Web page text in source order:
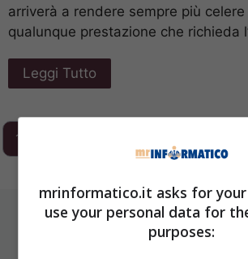
arriverà a rendere sempre più celere
qualunque prestazione che richieda
Leggi Tutto
1
ULTIMI ARTICOLI
mrinformatico.it asks for
use your personal data for
purposes: